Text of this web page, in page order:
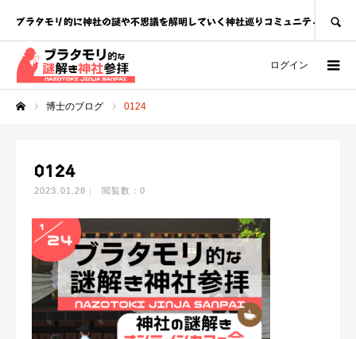
ブラタモリ的に神社の謎や不思議を解明していく神社巡りコミュニティ
ログイン
博士のブログ 0124
0124
2023.01.28 閲覧数：0